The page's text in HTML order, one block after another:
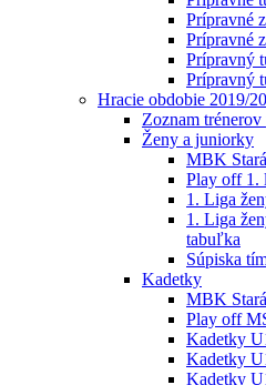
Prípravné
Prípravné
Prípravný
Prípravný
Hracie obdobie 2019/
Zoznam
Ženy a juniorky
MBK
Play off 1.
1. Liga
1. Liga
tabuľka
Súpiska
Kadetky
MBK
Play off
Kadetky
Kadetky
Kadetky